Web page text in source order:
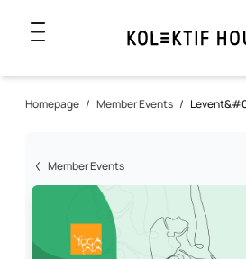
Homepage / Member Events /
Member Events